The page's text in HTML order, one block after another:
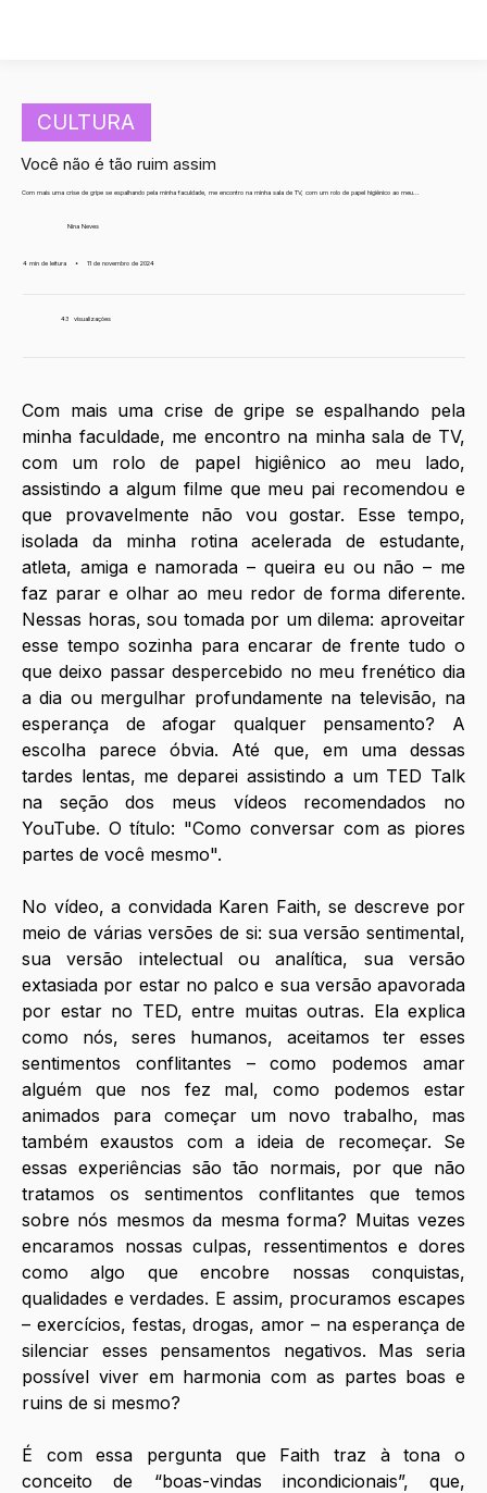
CULTURA
Você não é tão ruim assim
Com mais uma crise de gripe se espalhando pela minha faculdade, me encontro na minha sala de TV, com um rolo de papel higiênico ao meu...
Nina Neves
4 min de leitura • 11 de novembro de 2024
43 visualizações
Com mais uma crise de gripe se espalhando pela
minha faculdade, me encontro na minha sala de TV,
com um rolo de papel higiênico ao meu lado,
assistindo a algum filme que meu pai recomendou e
que provavelmente não vou gostar. Esse tempo,
isolada da minha rotina acelerada de estudante,
atleta, amiga e namorada – queira eu ou não – me
faz parar e olhar ao meu redor de forma diferente.
Nessas horas, sou tomada por um dilema: aproveitar
esse tempo sozinha para encarar de frente tudo o
que deixo passar despercebido no meu frenético dia
a dia ou mergulhar profundamente na televisão, na
esperança de afogar qualquer pensamento? A
escolha parece óbvia. Até que, em uma dessas
tardes lentas, me deparei assistindo a um TED Talk
na seção dos meus vídeos recomendados no
YouTube. O título: "Como conversar com as piores
partes de você mesmo".
No vídeo, a convidada Karen Faith, se descreve por
meio de várias versões de si: sua versão sentimental,
sua versão intelectual ou analítica, sua versão
extasiada por estar no palco e sua versão apavorada
por estar no TED, entre muitas outras. Ela explica
como nós, seres humanos, aceitamos ter esses
sentimentos conflitantes – como podemos amar
alguém que nos fez mal, como podemos estar
animados para começar um novo trabalho, mas
também exaustos com a ideia de recomeçar. Se
essas experiências são tão normais, por que não
tratamos os sentimentos conflitantes que temos
sobre nós mesmos da mesma forma? Muitas vezes
encaramos nossas culpas, ressentimentos e dores
como algo que encobre nossas conquistas,
qualidades e verdades. E assim, procuramos escapes
– exercícios, festas, drogas, amor – na esperança de
silenciar esses pensamentos negativos. Mas seria
possível viver em harmonia com as partes boas e
ruins de si mesmo?
É com essa pergunta que Faith traz à tona o
conceito de “boas-vindas incondicionais”, que,